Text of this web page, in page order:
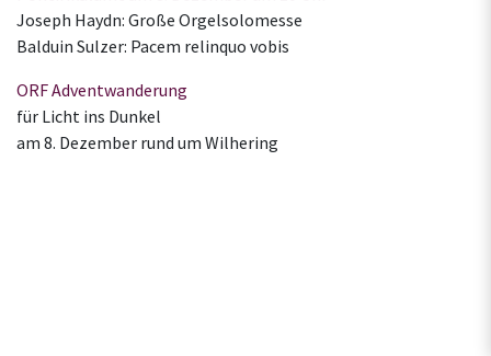
Joseph Haydn: Große Orgelsolomesse
Balduin Sulzer: Pacem relinquo vobis
ORF Adventwanderung
für Licht ins Dunkel
am 8. Dezember rund um Wilhering